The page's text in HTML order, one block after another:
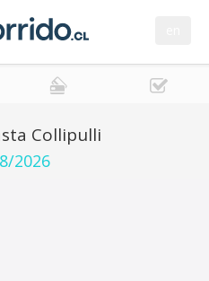
Collipulli
2026